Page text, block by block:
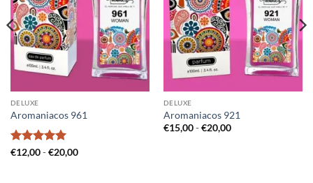
DELUXE
Aromaniacos 961
Valorado
€12,00 - €20,00Rango
DELUXE
Aromaniacos 921
€15,00 - €20,00Rango